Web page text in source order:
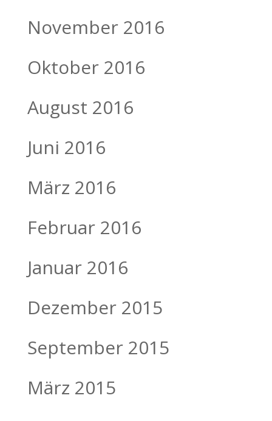
November 2016
Oktober 2016
August 2016
Juni 2016
März 2016
Februar 2016
Januar 2016
Dezember 2015
September 2015
März 2015